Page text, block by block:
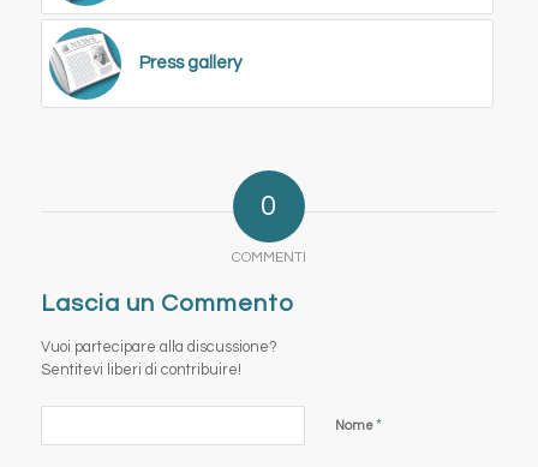
Press gallery
0
COMMENTI
Lascia un Commento
Vuoi partecipare alla discussione?
Sentitevi liberi di contribuire!
Nome*